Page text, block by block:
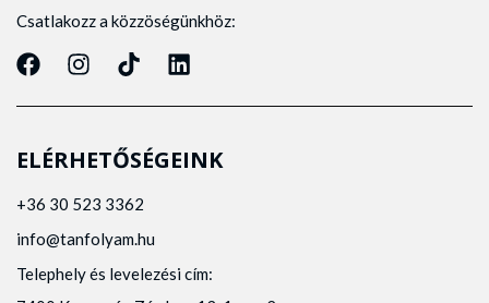
Csatlakozz a közzöségünkhöz:
ELÉRHETŐSÉGEINK
+36 30 523 3362
info@tanfolyam.hu
Telephely és levelezési cím: